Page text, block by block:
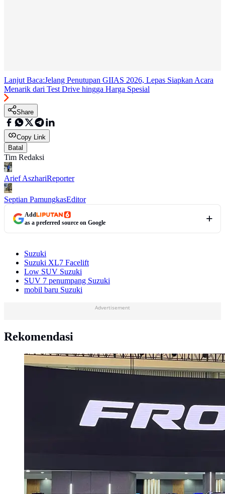
Lanjut Baca:Jelang Penutupan GIIAS 2026, Lepas Siapkan Acara
Menarik dari Test Drive hingga Harga Spesial
Share
Copy Link
Batal
Tim Redaksi
Arief AszhariReporter
Septian PamungkasEditor
Add
as a preferred source on Google
Suzuki
Suzuki XL7 Facelift
Low SUV Suzuki
SUV 7 penumpang Suzuki
mobil baru Suzuki
Advertisement
Rekomendasi